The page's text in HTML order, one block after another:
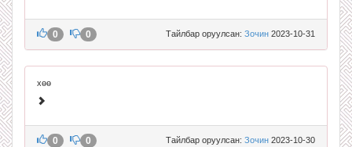
Тайлбар оруулсан: Зочин 2023-10-31
0 0
хөө
Тайлбар оруулсан: Зочин 2023-10-30
0 0